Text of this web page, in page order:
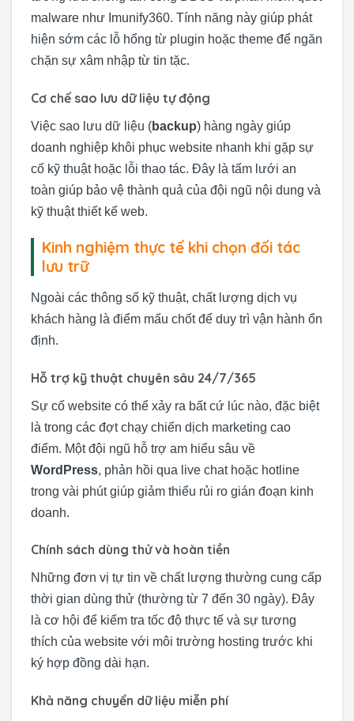
malware như Imunify360. Tính năng này giúp phát
hiện sớm các lỗ hổng từ plugin hoặc theme để ngăn
chặn sự xâm nhập từ tin tặc.
Cơ chế sao lưu dữ liệu tự động
Việc sao lưu dữ liệu (backup) hàng ngày giúp
doanh nghiệp khôi phục website nhanh khi gặp sự
cố kỹ thuật hoặc lỗi thao tác. Đây là tấm lưới an
toàn giúp bảo vệ thành quả của đội ngũ nội dung và
kỹ thuật thiết kế web.
Kinh nghiệm thực tế khi chọn đối tác
lưu trữ
Ngoài các thông số kỹ thuật, chất lượng dịch vụ
khách hàng là điểm mấu chốt để duy trì vận hành ổn
định.
Hỗ trợ kỹ thuật chuyên sâu 24/7/365
Sự cố website có thể xảy ra bất cứ lúc nào, đặc biệt
là trong các đợt chạy chiến dịch marketing cao
điểm. Một đội ngũ hỗ trợ am hiểu sâu về
WordPress, phản hồi qua live chat hoặc hotline
trong vài phút giúp giảm thiểu rủi ro gián đoạn kinh
doanh.
Chính sách dùng thử và hoàn tiền
Những đơn vị tự tin về chất lượng thường cung cấp
thời gian dùng thử (thường từ 7 đến 30 ngày). Đây
là cơ hội để kiểm tra tốc độ thực tế và sự tương
thích của website với môi trường hosting trước khi
ký hợp đồng dài hạn.
Khả năng chuyển dữ liệu miễn phí